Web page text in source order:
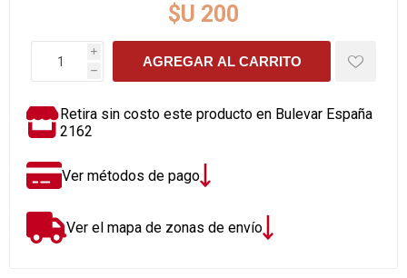
$U 200
i
h
AGREGAR AL CARRITO
Retira sin costo este producto en Bulevar España
2162
Ver métodos de pago
Ver el mapa de zonas de envío